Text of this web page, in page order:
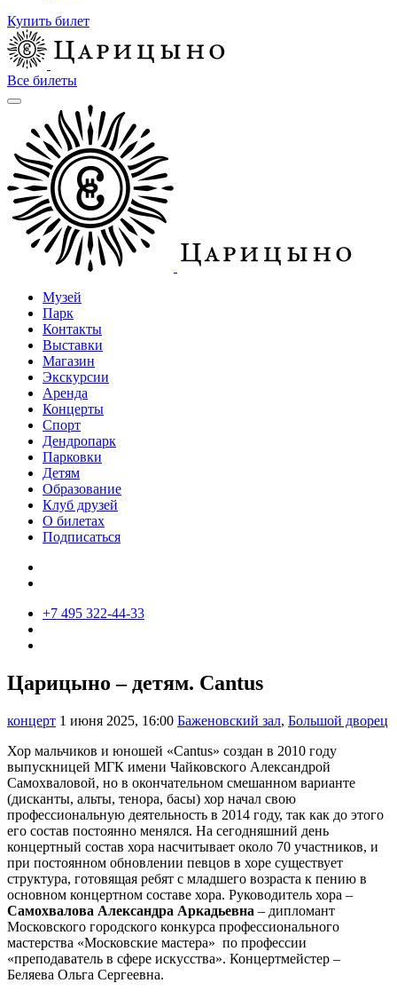
Купить билет
Все билеты
Музей
Парк
Контакты
Выставки
Магазин
Экскурсии
Аренда
Концерты
Спорт
Дендропарк
Парковки
Детям
Образование
Клуб друзей
О билетах
Подписаться
+7 495 322-44-33
Царицыно – детям. Cantus
концерт 1 июня 2025, 16:00 Баженовский зал, Большой дворец
Хор мальчиков и юношей «Cantus» создан в 2010 году
выпускницей МГК имени Чайковского Александрой
Самохваловой, но в окончательном смешанном варианте
(дисканты, альты, тенора, басы) хор начал свою
профессиональную деятельность в 2014 году, так как до этого
его состав постоянно менялся. На сегодняшний день
концертный состав хора насчитывает около 70 участников, и
при постоянном обновлении певцов в хоре существует
структура, готовящая ребят с младшего возраста к пению в
основном концертном составе хора. Руководитель хора –
Самохвалова Александра Аркадьевна – дипломант
Московского городского конкурса профессионального
мастерства «Московские мастера» по профессии
«преподаватель в сфере искусства». Концертмейстер –
Беляева Ольга Сергеевна.